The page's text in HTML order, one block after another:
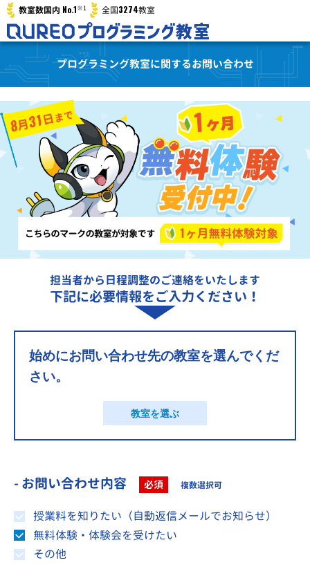
教室数国内 No.1※1 全国3274教室
プログラミング教室に関するお問い合わせ
担当者から日程調整のご連絡をいたします
下記に必要情報をご入力ください！
始めにお問い合わせ先の教室を選んでくだ
さい。
教室を選ぶ
- お問い合わせ内容 必須 複数選択可
授業料を知りたい（自動返信メールでお知らせ）
無料体験・体験会を受けたい
その他